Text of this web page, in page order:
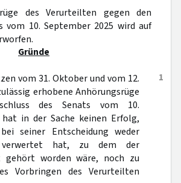
des Verurteilten gegen den
vom 10. September 2025 wird auf
Gründe
1
vom 31. Oktober und vom 12.
erhobene Anhörungsrüge
des Senats vom 10.
in der Sache keinen Erfolg,
seiner Entscheidung weder
verwertet hat, zu dem der
worden wäre, noch zu
Vorbringen des Verurteilten